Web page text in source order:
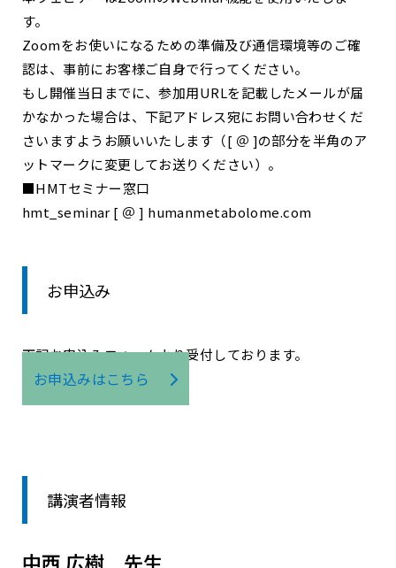
す。
Zoomをお使いになるための準備及び通信環境等のご確
認は、事前にお客様ご自身で行ってください。
もし開催当日までに、参加用URLを記載したメールが届
かなかった場合は、下記アドレス宛にお問い合わせくだ
さいますようお願いいたします（[ ＠ ]の部分を半角のア
ットマークに変更してお送りください）。
■HMTセミナー窓口
hmt_seminar [ ＠ ] humanmetabolome.com
お申込み
下記お申込みフォームより受付しております。
お申込みはこちら
講演者情報
中西 広樹 先生